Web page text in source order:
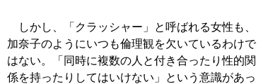
しかし、「クラッシャー」と呼ばれる女性も、
加奈子のようにいつも倫理観を欠いているわけで
はない。「同時に複数の人と付き合ったり性的関
係を持ったりしてはいけない」という意識があっ